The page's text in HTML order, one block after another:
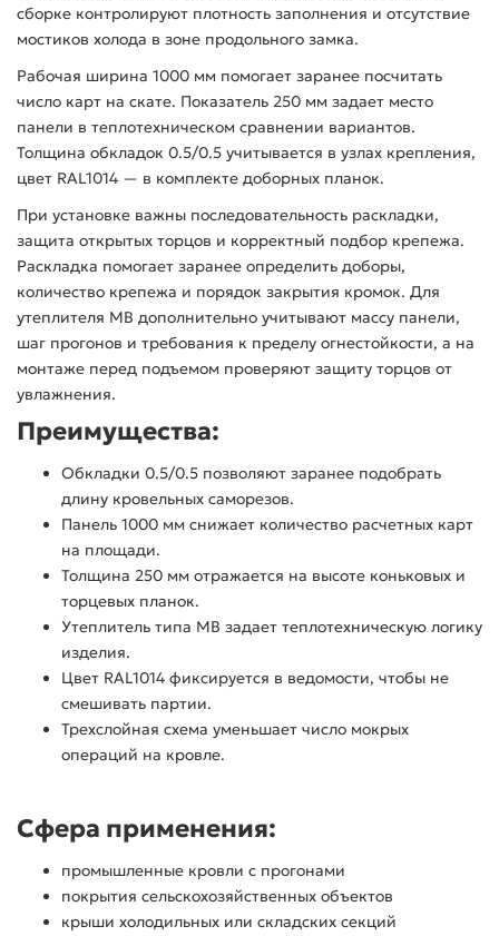
сборке контролируют плотность заполнения и отсутствие
мостиков холода в зоне продольного замка.
Рабочая ширина 1000 мм помогает заранее посчитать
число карт на скате. Показатель 250 мм задает место
панели в теплотехническом сравнении вариантов.
Толщина обкладок 0.5/0.5 учитывается в узлах крепления,
цвет RAL1014 — в комплекте доборных планок.
При установке важны последовательность раскладки,
защита открытых торцов и корректный подбор крепежа.
Раскладка помогает заранее определить доборы,
количество крепежа и порядок закрытия кромок. Для
утеплителя МВ дополнительно учитывают массу панели,
шаг прогонов и требования к пределу огнестойкости, а на
монтаже перед подъемом проверяют защиту торцов от
увлажнения.
Преимущества:
Обкладки 0.5/0.5 позволяют заранее подобрать
длину кровельных саморезов.
Панель 1000 мм снижает количество расчетных карт
на площади.
Толщина 250 мм отражается на высоте коньковых и
торцевых планок.
Утеплитель типа МВ задает теплотехническую логику
изделия.
Цвет RAL1014 фиксируется в ведомости, чтобы не
смешивать партии.
Трехслойная схема уменьшает число мокрых
операций на кровле.
Сфера применения:
промышленные кровли с прогонами
покрытия сельскохозяйственных объектов
крыши холодильных или складских секций